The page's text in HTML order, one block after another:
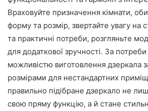
Враховуйте призначення кімнати,
форму та розмір, звертайте увагу на
та практичні потреби, розгляньте
для додаткової зручності. За
можливістю виготовлення дзеркала
розмірами для нестандартних
правильно підібране дзеркало не
свою пряму функцію, а й стане